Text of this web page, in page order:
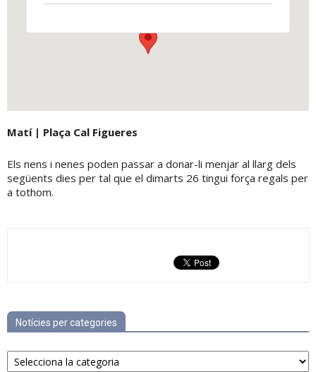
View Events
Matí | Plaça Cal Figueres
Els nens i nenes poden passar a donar-li menjar al llarg dels
següents dies per tal que el dimarts 26 tingui força regals per
a tothom.
Notícies per categories
Notícies
per